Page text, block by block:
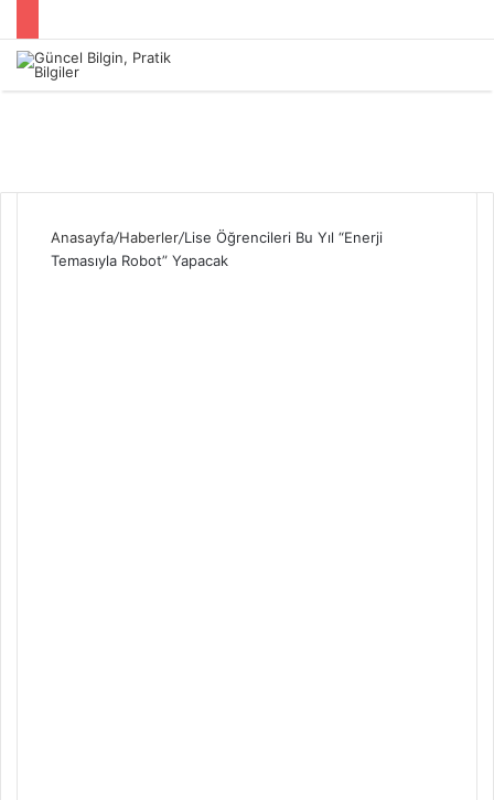
Anasayfa/Haberler/Lise Öğrencileri Bu Yıl “Enerji
Temasıyla Robot” Yapacak